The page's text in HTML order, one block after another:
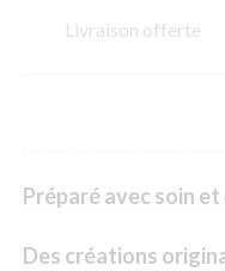
Livraison offerte
Préparé avec soin
Des créations